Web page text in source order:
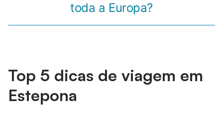
toda a Europa?
Top 5 dicas de viagem em
Estepona